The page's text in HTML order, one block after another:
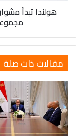
وتستهدف الزيادة
مواجهة تكاليف
تتبناها الدولة لدعم
المنيا تستعد
مجموعة
مقالات ذات صلة